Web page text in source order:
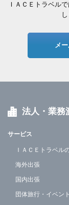
ＩＡＣＥトラベル
メ
法人・業務
サービス
ＩＡＣＥトラベル
海外出張
国内出張
団体旅行・イベン